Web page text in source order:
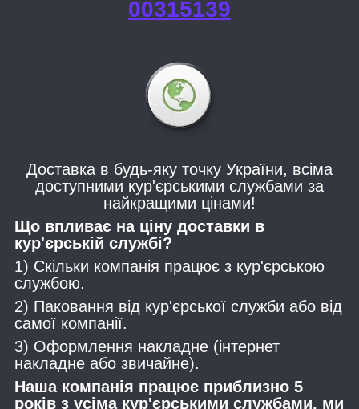
00315139
Доставка в будь-яку точку України, всіма
доступними кур'єрськими службами за
найкращими цінами!
Що впливає на ціну доставки в
кур'єрській службі?
1) Скільки компанія працює з кур'єрською
службою.
2) Паковання від кур'єрської служби або від
самої компанії.
3) Оформлення накладне (інтернет
накладне або звичайне).
Наша компанія працює приблизно 5
років з усіма кур'єрськими службами, ми